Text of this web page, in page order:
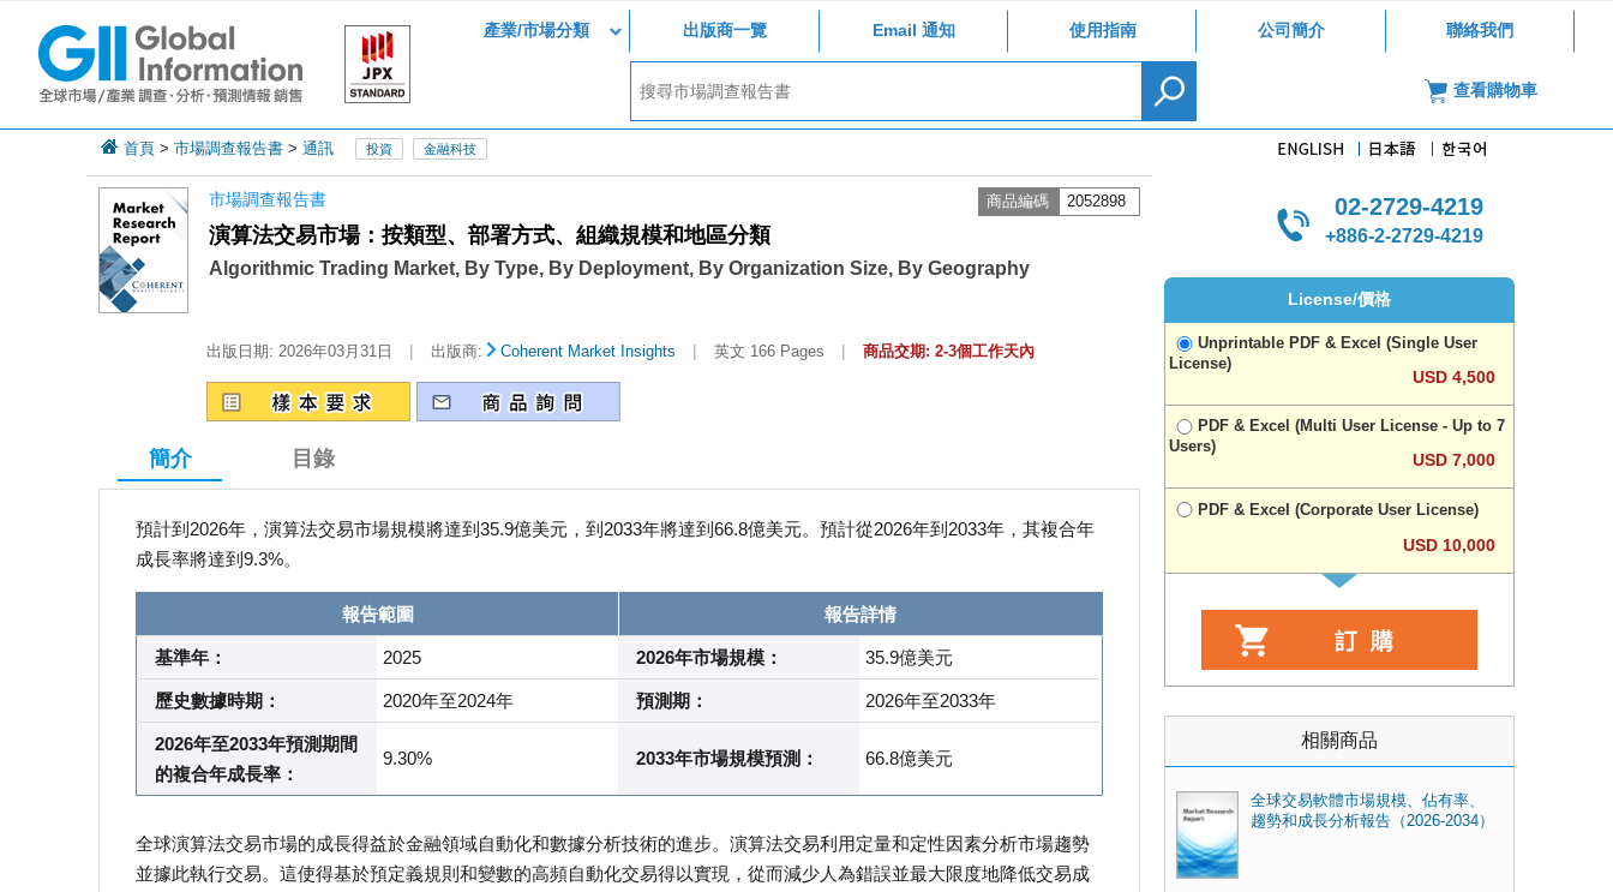
產業/市場分類 出版商一覽 Email 通知 使用指南 公司簡介 聯絡我們
查看購物車
首頁 > 市場調查報告書 > 通訊 投資 金融科技
市場調查報告書 商品編碼 2052898
演算法交易市場：按類型、部署方式、組織規模和地區分類
Algorithmic Trading Market, By Type, By Deployment, By Organization Size, By Geography
出版日期: 2026年03月31日 | 出版商: Coherent Market Insights | 英文 166 Pages | 商品交期: 2-3個工作天內
簡介 目錄
預計到2026年，演算法交易市場規模將達到35.9億美元，到2033年將達到66.8億美元。預計從2026年到2033年，其複合年
成長率將達到9.3%。
報告範圍 報告詳情
基準年： 2025 2026年市場規模： 35.9億美元
歷史數據時期： 2020年至2024年 預測期： 2026年至2033年
2026年至2033年預測期間
的複合年成長率：
9.30% 2033年市場規模預測： 66.8億美元
全球演算法交易市場的成長得益於金融領域自動化和數據分析技術的進步。演算法交易利用定量和定性因素分析市場趨勢
並據此執行交易。這使得基於預定義規則和變數的高頻自動化交易得以實現，從而減少人為錯誤並最大限度地降低交易成
02-2729-4219
+886-2-2729-4219
License/價格
Unprintable PDF & Excel (Single User
License)
USD 4,500
PDF & Excel (Multi User License - Up to 7
Users)
USD 7,000
PDF & Excel (Corporate User License)
USD 10,000
相關商品
全球交易軟體市場規模、佔有率、
趨勢和成長分析報告（2026-2034）